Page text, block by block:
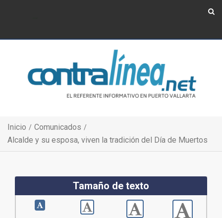
Inicio
Comunicados
Alcalde y su esposa, viven la tradición del Día de Muertos
Tamaño de texto